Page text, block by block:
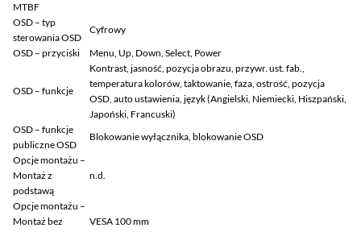
MTBF
OSD – typ
sterowania OSD
Cyfrowy
OSD – przyciski
Menu, Up, Down, Select, Power
OSD – funkcje
Kontrast, jasność, pozycja obrazu, przywr. ust. fab.,
temperatura kolorów, taktowanie, faza, ostrość, pozycja
OSD, auto ustawienia, język (Angielski, Niemiecki, Hiszpański,
Japoński, Francuski)
OSD – funkcje
publiczne OSD
Blokowanie wyłącznika, blokowanie OSD
Opcje montażu –
Montaż z
podstawą
n.d.
Opcje montażu –
Montaż bez
VESA 100 mm